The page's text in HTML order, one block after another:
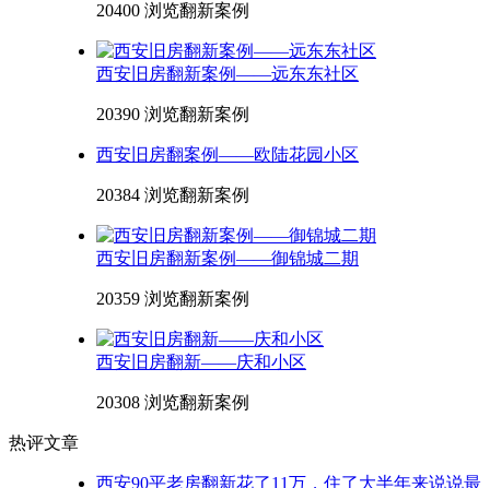
20400 浏览翻新案例
西安旧房翻新案例——远东东社区
20390 浏览翻新案例
西安旧房翻案例——欧陆花园小区
20384 浏览翻新案例
西安旧房翻新案例——御锦城二期
20359 浏览翻新案例
西安旧房翻新——庆和小区
20308 浏览翻新案例
热评文章
西安90平老房翻新花了11万，住了大半年来说说最